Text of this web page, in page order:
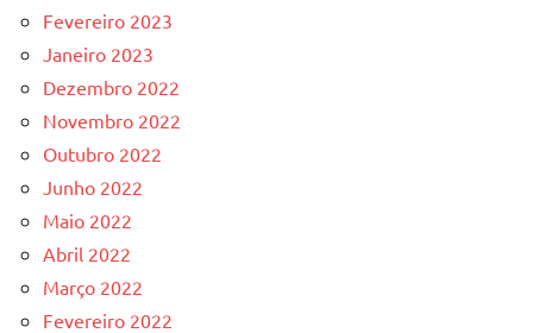
Fevereiro 2023
Janeiro 2023
Dezembro 2022
Novembro 2022
Outubro 2022
Junho 2022
Maio 2022
Abril 2022
Março 2022
Fevereiro 2022